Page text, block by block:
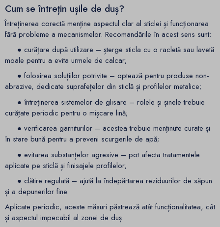
Cum se întrețin ușile de duș?
Întreținerea corectă menține aspectul clar al sticlei și funcționarea
fără probleme a mecanismelor. Recomandările în acest sens sunt:
● curățare după utilizare – șterge sticla cu o racletă sau lavetă
moale pentru a evita urmele de calcar;
● folosirea soluțiilor potrivite – optează pentru produse non-
abrazive, dedicate suprafețelor din sticlă și profilelor metalice;
● întreținerea sistemelor de glisare – rolele și șinele trebuie
curățate periodic pentru o mișcare lină;
● verificarea garniturilor – acestea trebuie menținute curate și
în stare bună pentru a preveni scurgerile de apă;
● evitarea substanțelor agresive – pot afecta tratamentele
aplicate pe sticlă și finisajele profilelor;
● clătire regulată – ajută la îndepărtarea reziduurilor de săpun
și a depunerilor fine.
Aplicate periodic, aceste măsuri păstrează atât funcționalitatea, cât
și aspectul impecabil al zonei de duș.